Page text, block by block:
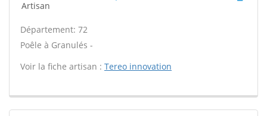
Artisan
Département: 72
Poêle à Granulés -
Voir la fiche artisan : Tereo innovation